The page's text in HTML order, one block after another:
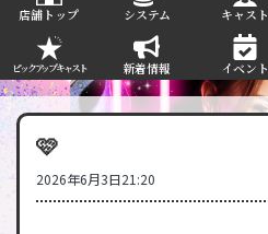
店舗トップ システム キャスト
ピックアップキャスト
新着情報 イベント
🩷
2026年6月3日21:20